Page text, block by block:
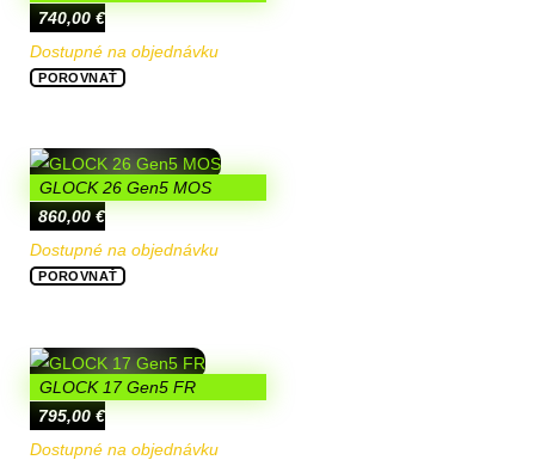
740,00€
Dostupné na objednávku
POROVNAŤ
GLOCK 26 Gen5 MOS
860,00€
Dostupné na objednávku
POROVNAŤ
GLOCK 17 Gen5 FR
795,00€
Dostupné na objednávku